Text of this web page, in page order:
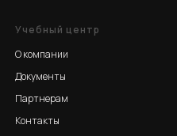
Учебный центр
О компании
Документы
Партнерам
Контакты